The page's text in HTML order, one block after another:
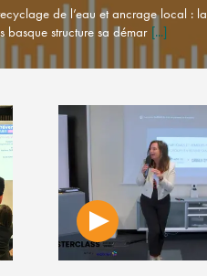
de l’eau et ancrage local : la
basque structure sa démar [...]